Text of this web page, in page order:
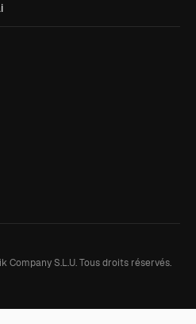
Company S.L.U.Tous droits réservés.